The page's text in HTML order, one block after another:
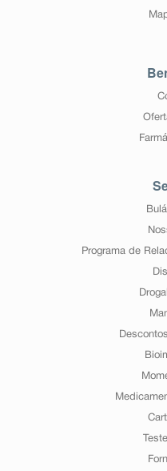
Programa de